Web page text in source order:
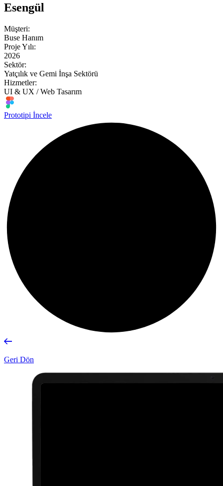
Esengül
Müşteri:
Buse Hanım
Proje Yılı:
2026
Sektör:
Yatçılık ve Gemi İnşa Sektörü
Hizmetler:
UI & UX / Web Tasarım
Prototipi İncele
Geri Dön